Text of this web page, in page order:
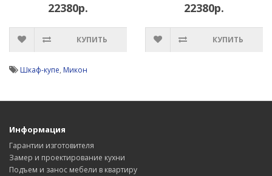
22380р.
КУПИТЬ
22380р.
КУПИТЬ
Шкаф-купе, Микон
Информация
Гарантии изготовителя
Замер и проектирование кухни
Подъем и занос мебели в квартиру